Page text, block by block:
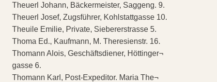
Theuerl Johann, Bäckermeister, Saggeng. 9.
Theuerl Josef, Zugsführer, Kohlstattgasse 10.
Theuile Emilie, Private, Siebererstrasse 5.
Thoma Ed., Kaufmann, M. Theresienstr. 16.
Thomann Alois, Geschäftsdiener, Höttinger¬
gasse 6.
Thomann Karl, Post-Expeditor. Maria The¬